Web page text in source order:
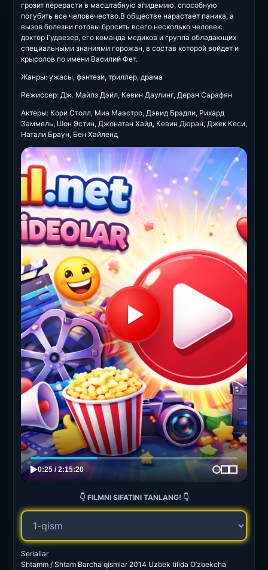
грозит перерасти в масштабную эпидемию, способную
погубить все человечество.В обществе нарастает паника, а
вызов болезни готовы бросить всего несколько человек:
доктор Гудвезер, его команда медиков и группа обладающих
специальными знаниями горожан, в состав которой войдет и
крысолов по имени Василий Фет.
Жанры: ужасы, фэнтези, триллер, драма
Режиссер: Дж. Майлз Дэйл, Кевин Даулинг, Деран Сарафян
Актеры: Кори Столл, Миа Маэстро, Дэвид Брэдли, Рихард
Заммель, Шон Эстин, Джонатан Хайд, Кевин Дюран, Джек Кеси,
Натали Браун, Бен Хайленд
👇 FILMNI SIFATINI TANLANG! 👇
Seriallar
Shtamm / Shtam Barcha qismlar 2014 Uzbek tilida O’zbekcha